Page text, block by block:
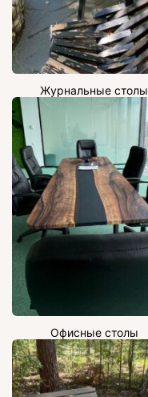
Журнальные столы
Офисные столы